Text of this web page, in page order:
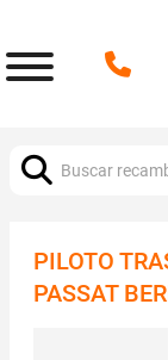
PILOTO
PASSAT